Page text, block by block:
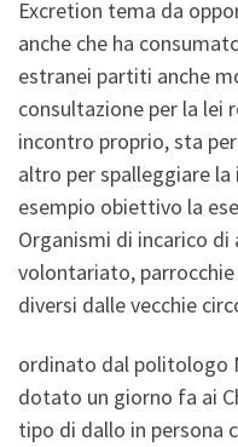
Excretion tema da
anche che ha
estranei partiti anche
consultazione per la lei
incontro proprio, sta
altro per spalleggiare la
esempio obiettivo la
Organismi di incarico
volontariato,
diversi dalle vecchie
ordinato dal politologo
dotato un giorno fa ai
tipo di dallo in persona